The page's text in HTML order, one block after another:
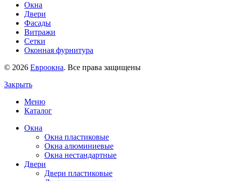
Окна
Двери
Фасады
Витражи
Сетки
Оконная фурнитура
© 2026 Евроокна. Все права защищены
Закрыть
Меню
Каталог
Окна
Окна пластиковые
Окна алюминиевые
Окна нестандартные
Двери
Двери пластиковые